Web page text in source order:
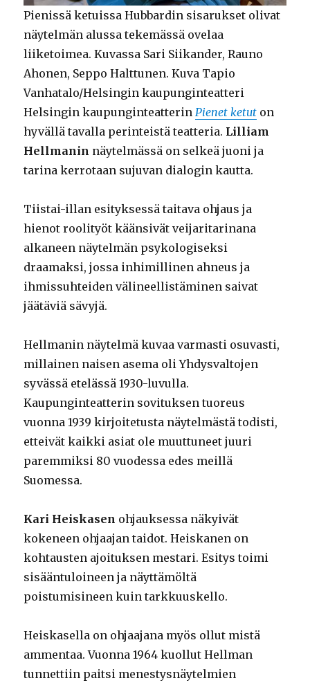
Pienissä ketuissa Hubbardin sisarukset olivat
näytelmän alussa tekemässä ovelaa
liiketoimea. Kuvassa Sari Siikander, Rauno
Ahonen, Seppo Halttunen. Kuva Tapio
Vanhatalo/Helsingin kaupunginteatteri
Helsingin kaupunginteatterin Pienet ketut on
hyvällä tavalla perinteistä teatteria. Lilliam
Hellmanin näytelmässä on selkeä juoni ja
tarina kerrotaan sujuvan dialogin kautta.
Tiistai-illan esityksessä taitava ohjaus ja
hienot roolityöt käänsivät veijaritarinana
alkaneen näytelmän psykologiseksi
draamaksi, jossa inhimillinen ahneus ja
ihmissuhteiden välineellistäminen saivat
jäätäviä sävyjä.
Hellmanin näytelmä kuvaa varmasti osuvasti,
millainen naisen asema oli Yhdysvaltojen
syvässä etelässä 1930-luvulla.
Kaupunginteatterin sovituksen tuoreus
vuonna 1939 kirjoitetusta näytelmästä todisti,
etteivät kaikki asiat ole muuttuneet juuri
paremmiksi 80 vuodessa edes meillä
Suomessa.
Kari Heiskasen ohjauksessa näkyivät
kokeneen ohjaajan taidot. Heiskanen on
kohtausten ajoituksen mestari. Esitys toimi
sisääntuloineen ja näyttämöltä
poistumisineen kuin tarkkuuskello.
Heiskasella on ohjaajana myös ollut mistä
ammentaa. Vuonna 1964 kuollut Hellman
tunnettiin paitsi menestysnäytelmien